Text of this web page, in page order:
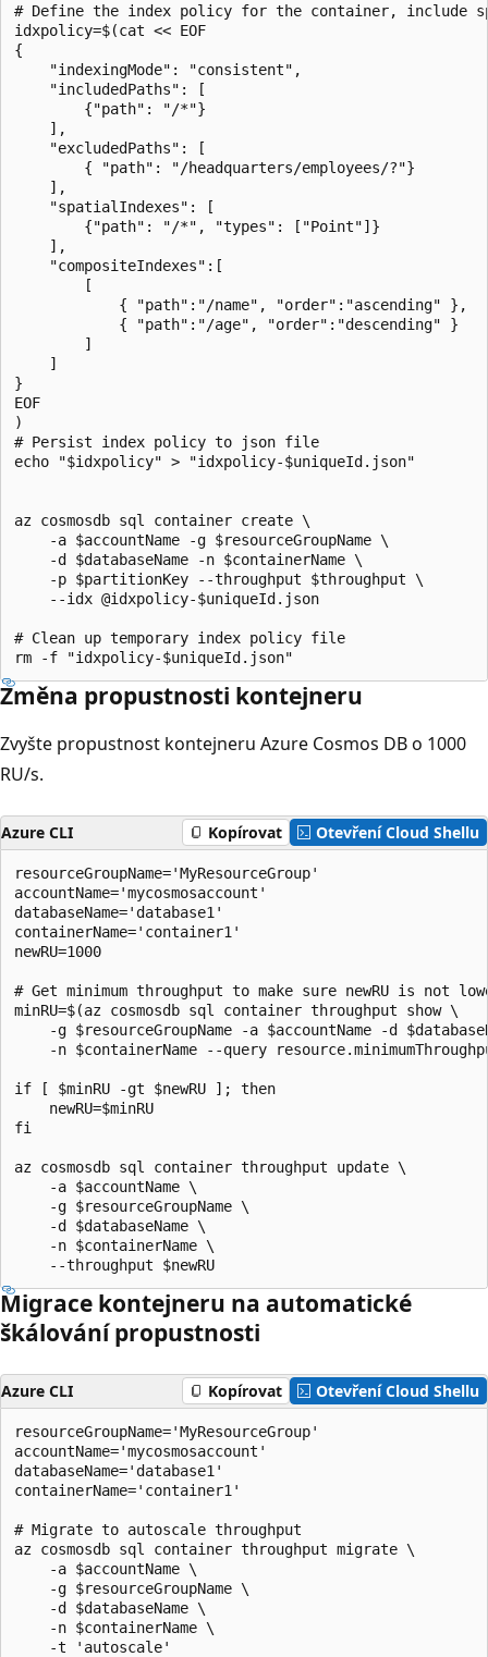
# Define the index policy for the container, include
idxpolicy=$(cat << EOF
{
    "indexingMode": "consistent",
    "includedPaths": [
        {"path": "/*"}
    ],
    "excludedPaths": [
        { "path": "/headquarters/employees/?"}
    ],
    "spatialIndexes": [
        {"path": "/*", "types": ["Point"]}
    ],
    "compositeIndexes":[
        [
            { "path":"/name", "order":"ascending" },
            { "path":"/age", "order":"descending" }
        ]
    ]
}
EOF
)
# Persist index policy to json file
echo "$idxpolicy" > "idxpolicy-$uniqueId.json"
az cosmosdb sql container create \
    -a $accountName -g $resourceGroupName \
    -d $databaseName -n $containerName \
    -p $partitionKey --throughput $throughput \
    --idx @idxpolicy-$uniqueId.json
# Clean up temporary index policy file
Změna propustnosti kontejneru
Zvyšte propustnost kontejneru Azure Cosmos DB o 1000
RU/s.
Azure CLI Kopírovat Otevření Cloud Shellu
resourceGroupName='MyResourceGroup'
accountName='mycosmosaccount'
databaseName='database1'
containerName='container1'
newRU=1000
# Get minimum throughput to make sure newRU is not
minRU=$(az cosmosdb sql container throughput show \
-g $resourceGroupName -a $accountName -d
-n $containerName --query
if [ $minRU -gt $newRU ]; then
    newRU=$minRU
fi
az cosmosdb sql container throughput update \
    -a $accountName \
    -g $resourceGroupName \
    -d $databaseName \
    -n $containerName \
Migrace kontejneru na automatické
škálování propustnosti
Azure CLI Kopírovat Otevření Cloud Shellu
resourceGroupName='MyResourceGroup'
accountName='mycosmosaccount'
databaseName='database1'
containerName='container1'
# Migrate to autoscale throughput
az cosmosdb sql container throughput migrate \
    -a $accountName \
    -g $resourceGroupName \
    -d $databaseName \
    -n $containerName \
    -t 'autoscale'